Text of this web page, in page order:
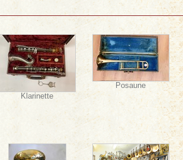
Klarinette
Posaune